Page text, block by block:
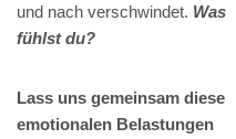
und nach verschwindet. Was
fühlst du?
Lass uns gemeinsam diese
emotionalen Belastungen